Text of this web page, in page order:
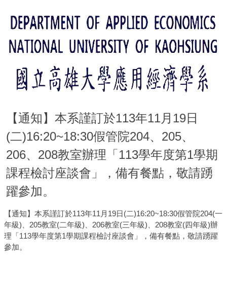
【通知】本系謹訂於113年11月19日
(二)16:20~18:30假管院204、205、
206、208教室辦理「113學年度第1學期
課程檢討座談會」，備有餐點，敬請踴
躍參加。
【通知】本系謹訂於113年11月19日(二)16:20~18:30假管院204(一
年級)、205教室(二年級)、206教室(三年級)、208教室(四年級)辦
理「113學年度第1學期課程檢討座談會」，備有餐點，敬請踴躍
參加。